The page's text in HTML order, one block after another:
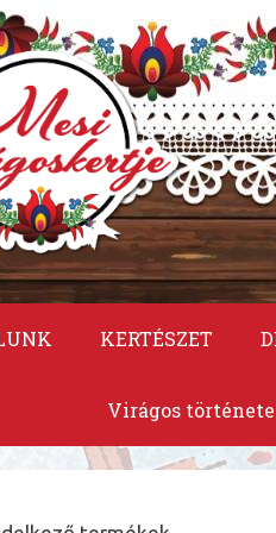
KERTÉSZET
Virágos